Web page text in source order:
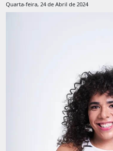
Quarta-feira, 24 de Abril de 2024